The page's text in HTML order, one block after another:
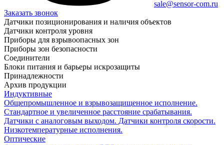
sale@sensor-com.ru
Заказать звонок
Датчики позиционирования и наличия объектов
Датчики контроля уровня
Приборы для взрывоопасных зон
Приборы зон безопасности
Соединители
Блоки питания и барьеры искрозащиты
Принадлежности
Архив продукции
Индуктивные
Общепромышленное и взрывозащищенное исполнение.
Стандартное и увеличенное расстояние срабатывания.
Датчики с аналоговым выходом. Датчики контроля скорости.
Низкотемпературные исполнения.
Оптические